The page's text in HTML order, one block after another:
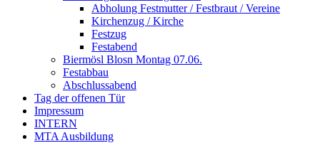
Abholung Festmutter / Festbraut / Vereine
Kirchenzug / Kirche
Festzug
Festabend
Biermösl Blosn Montag 07.06.
Festabbau
Abschlussabend
Tag der offenen Tür
Impressum
INTERN
MTA Ausbildung